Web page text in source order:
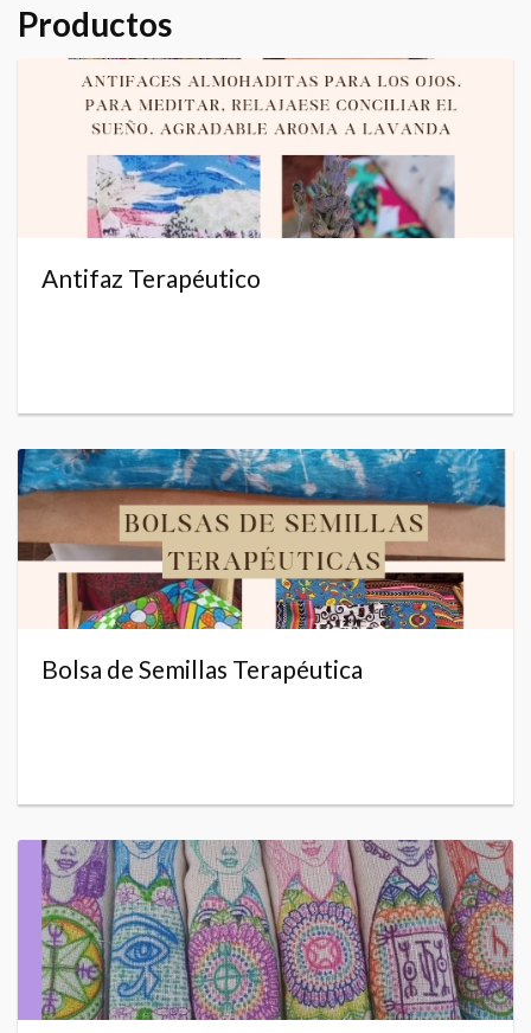
Productos
Antifaz Terapéutico
Bolsa de Semillas Terapéutica